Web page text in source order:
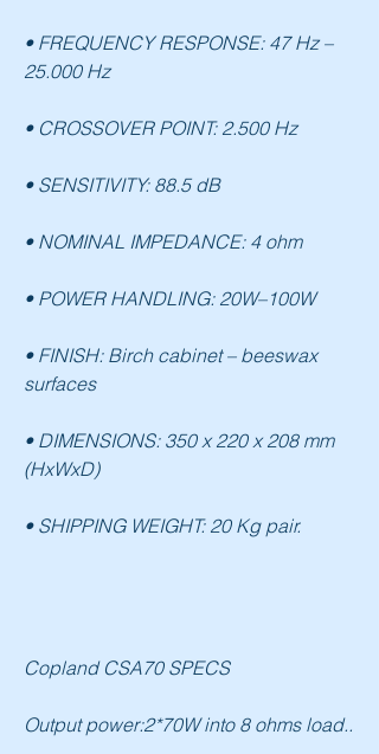
• FREQUENCY RESPONSE: 47 Hz –
25.000 Hz
• CROSSOVER POINT: 2.500 Hz
• SENSITIVITY: 88.5 dB
• NOMINAL IMPEDANCE: 4 ohm
• POWER HANDLING: 20W–100W
• FINISH: Birch cabinet – beeswax
surfaces
• DIMENSIONS: 350 x 220 x 208 mm
(HxWxD)
• SHIPPING WEIGHT: 20 Kg pair.
Copland CSA70 SPECS
Output power:2*70W into 8 ohms load..